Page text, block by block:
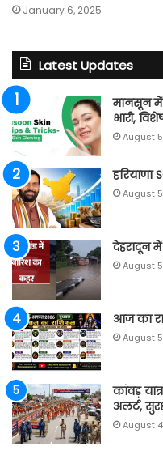
January 6, 2025
Latest Updates
मानसून
भारी,
August
हरियाणा
August
देहरादून
August
आज का
August
कांवड़
अलर्ट,
August